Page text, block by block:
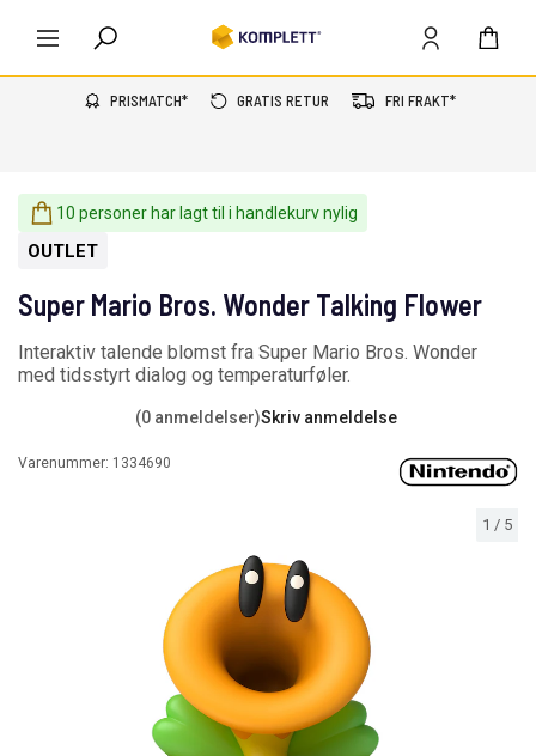
PRISMATCH* GRATIS RETUR FRI FRAKT*
10 personer har lagt til i handlekurv nylig
1 / 5
OUTLET
Super Mario Bros. Wonder Talking Flower
Interaktiv talende blomst fra Super Mario Bros. Wonder
med tidsstyrt dialog og temperaturføler.
(0 anmeldelser)Skriv anmeldelse
Varenummer: 1334690